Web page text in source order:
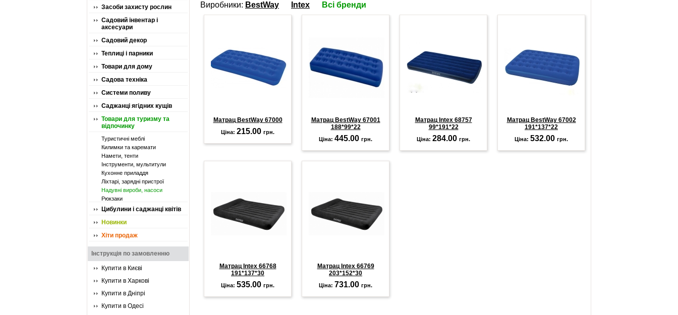
Засоби захисту рослин
Садовий інвентар і
аксесуари
Садовий декор
Теплиці і парники
Товари для дому
Садова техніка
Системи поливу
Саджанці ягідних кущів
Товари для туризму та
відпочинку
Туристичні меблі
Килимки та каремати
Намети, тенти
Інструменти, мультитули
Кухонне приладдя
Ліхтарі, зарядні пристрої
Надувні вироби, насоси
Рюкзаки
Цибулини і саджанці квітів
Новинки
Хіти продаж
Інструкція по замовленню
Купити в Києві
Купити в Харкові
Купити в Дніпрі
Купити в Одесі
Виробники: BestWay Intex Всі бренди
Матрац BestWay 67000
Ціна: 215.00 грн.
Матрац BestWay 67001
188*99*22
Ціна: 445.00 грн.
Матрац Intex 68757
99*191*22
Ціна: 284.00 грн.
Матрац BestWay 67002
191*137*22
Ціна: 532.00 грн.
Матрац Intex 66768
191*137*30
Ціна: 535.00 грн.
Матрац Intex 66769
203*152*30
Ціна: 731.00 грн.